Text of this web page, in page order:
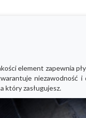
element zapewnia
niezawodność
który zasługujesz.